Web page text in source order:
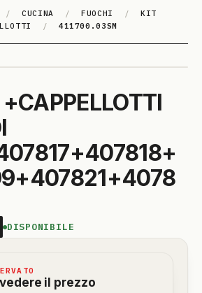
/ CUCINA / FUOCHI /
KIT
/ 411700.03SM
DISPONIBILE
il prezzo